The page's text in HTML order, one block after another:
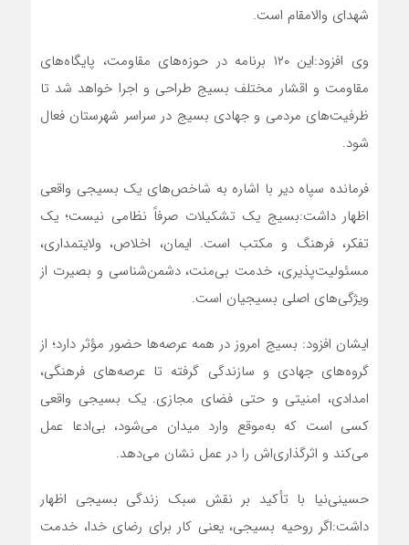
شهدای والامقام است.
وی افزود:این ۱۲۰ برنامه در حوزه‌های مقاومت، پایگاه‌های
مقاومت و اقشار مختلف بسیج طراحی و اجرا خواهد شد تا
ظرفیت‌های مردمی و جهادی بسیج در سراسر شهرستان فعال
شود.
فرمانده سپاه دیر با اشاره به شاخص‌های یک بسیجی واقعی
اظهار داشت:بسیج یک تشکیلات صرفاً نظامی نیست؛ یک
تفکر، فرهنگ و مکتب است. ایمان، اخلاص، ولایتمداری،
مسئولیت‌پذیری، خدمت بی‌منت، دشمن‌شناسی و بصیرت از
ویژگی‌های اصلی بسیجیان است.
ایشان افزود: بسیج امروز در همه عرصه‌ها حضور مؤثر دارد؛ از
گروه‌های جهادی و سازندگی گرفته تا عرصه‌های فرهنگی،
امدادی، امنیتی و حتی فضای مجازی. یک بسیجی واقعی
کسی است که به‌موقع وارد میدان می‌شود، بی‌ادعا عمل
می‌کند و اثرگذاری‌اش را در عمل نشان می‌دهد.
حسینی‌نیا با تأکید بر نقش سبک زندگی بسیجی اظهار
داشت:اگر روحیه بسیجی، یعنی کار برای رضای خدا، خدمت